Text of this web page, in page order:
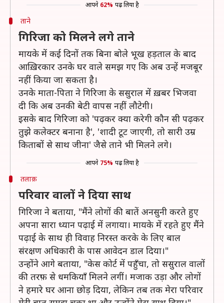
आपने 62% पढ़ लिया है
ताने
गिरिजा को मिलने लगे ताने
मायके में कई दिनों तक बिना बोले भूख हड़ताल के बाद
आख़िरकार उनके घर वाले समझ गए कि अब उन्हें मजबूर
नहीं किया जा सकता है।
उनके माता-पिता ने गिरिजा के ससुराल में ख़बर भिजवा
दी कि अब उनकी बेटी वापस नहीं लौटेगी।
इसके बाद गिरिजा को 'पढ़कर क्या करेगी कौन सी पढ़कर
तुझे कलेक्टर बनाना है', 'शादी टूट जाएगी, तो सारी उम्र
किताबों से साथ जीना' जैसे ताने भी मिलने लगे।
आपने 75% पढ़ लिया है
तलाक़
परिवार वालों ने दिया साथ
गिरिजा ने बताया, "मैंने लोगों की बातें अनसुनी करते हुए
अपना सारा ध्यान पढ़ाई में लगाया। मायके में रहते हुए मैंने
पढ़ाई के साथ ही विवाह निरस्त करके के लिए बाल
संरक्षण अधिकारी के पास आवेदन डाल दिया।"
उन्होंने आगे बताया, "केस कोर्ट में पहुँचा, तो ससुराल वालों
की तरफ़ से धमकियाँ मिलने लगीं। मजाक उड़ा और लोगों
ने हमारे घर आना छोड़ दिया, लेकिन तब तक मेरा परिवार